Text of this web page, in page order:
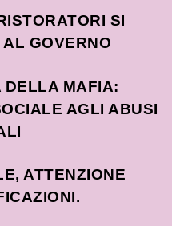
SI
GOVERNO
DELLA MAFIA:
AGLI ABUSI
ATTENZIONE